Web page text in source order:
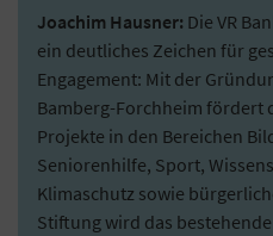
Joachim Hausner: Die VR
ein deutliches Zeichen für
Engagement: Mit der
Bamberg-Forchheim fördert
Projekte in den Bereichen
Seniorenhilfe, Sport,
Klimaschutz sowie
Stiftung wird das